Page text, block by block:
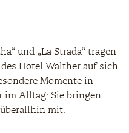
und „La Strada“ tragen
Hotel Walther auf sich
Momente in
im Alltag: Sie bringen
mit.